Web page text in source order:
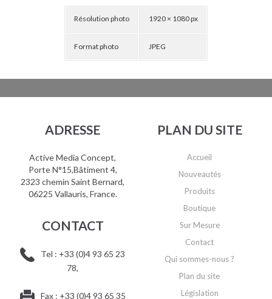
Résolution photo 1920 × 1080 px
Format photo JPEG
ADRESSE
Active Media Concept,
Porte N°15,Bâtiment 4,
2323 chemin Saint Bernard,
06225 Vallauris, France.
CONTACT
Tel : +33 (0)4 93 65 23
78,
Fax : +33 (0)4 93 65 35
PLAN DU SITE
Accueil
Nouveautés
Produits
Boutique
Sur Mesure
Contact
Qui sommes-nous ?
Plan du site
Législation